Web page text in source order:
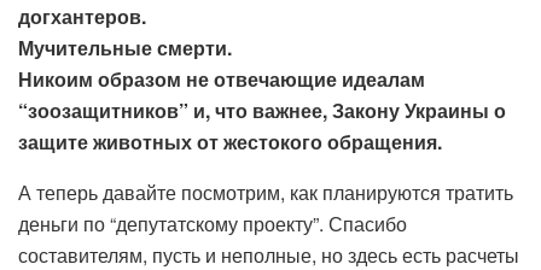
догхантеров.
Мучительные смерти.
Никоим образом не отвечающие идеалам
“зоозащитников” и, что важнее, Закону Украины о
защите животных от жестокого обращения.
А теперь давайте посмотрим, как планируются тратить
деньги по “депутатскому проекту”. Спасибо
составителям, пусть и неполные, но здесь есть расчеты